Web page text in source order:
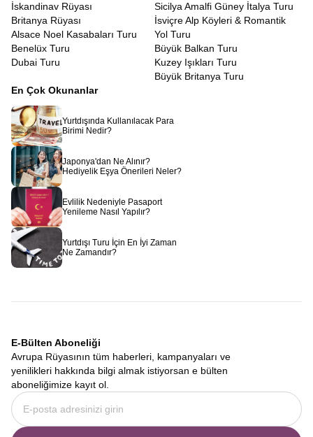
İskandinav Rüyası
Britanya Rüyası
Alsace Noel Kasabaları Turu
Benelüx Turu
Dubai Turu
Sicilya Amalfi Güney İtalya Turu
İsviçre Alp Köyleri & Romantik
Yol Turu
Büyük Balkan Turu
Kuzey Işıkları Turu
Büyük Britanya Turu
En Çok Okunanlar
Yurtdışında Kullanılacak Para
Birimi Nedir?
Japonya'dan Ne Alınır?
Hediyelik Eşya Önerileri Neler?
Evlilik Nedeniyle Pasaport
Yenileme Nasıl Yapılır?
Yurtdışı Turu İçin En İyi Zaman
Ne Zamandır?
E-Bülten Aboneliği
Avrupa Rüyasının tüm haberleri, kampanyaları ve
yenilikleri hakkında bilgi almak istiyorsan e bülten
aboneliğimize kayıt ol.